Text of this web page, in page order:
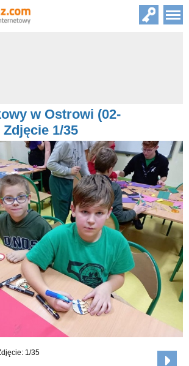
w Ostrowi (02-
Zdjęcie 1/35
1/35